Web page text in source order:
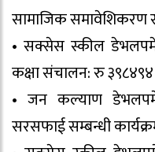
सामाजिक समावेशिकरण
• सक्सेस स्कील
कक्षा संचालन: रु ३९८४९४
• जन कल्याण
सरसफाई सम्बन्धी